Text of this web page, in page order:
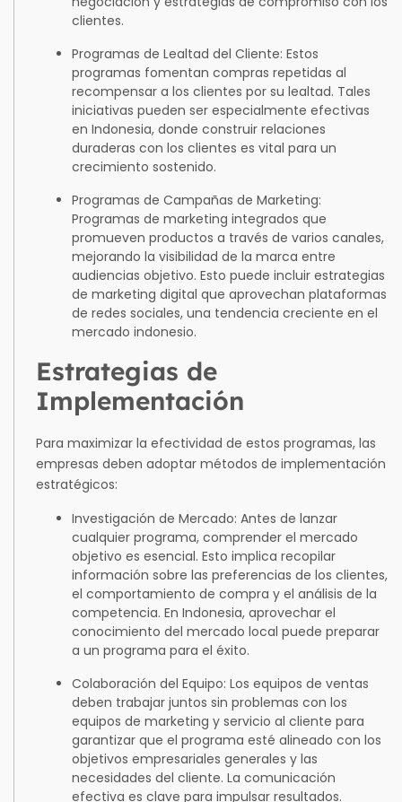
clientes.
Programas de Lealtad del Cliente: Estos
programas fomentan compras repetidas al
recompensar a los clientes por su lealtad. Tales
iniciativas pueden ser especialmente efectivas
en Indonesia, donde construir relaciones
duraderas con los clientes es vital para un
crecimiento sostenido.
Programas de Campañas de Marketing:
Programas de marketing integrados que
promueven productos a través de varios canales,
mejorando la visibilidad de la marca entre
audiencias objetivo. Esto puede incluir estrategias
de marketing digital que aprovechan plataformas
de redes sociales, una tendencia creciente en el
mercado indonesio.
Estrategias de
Implementación
Para maximizar la efectividad de estos programas, las
empresas deben adoptar métodos de implementación
estratégicos:
Investigación de Mercado: Antes de lanzar
cualquier programa, comprender el mercado
objetivo es esencial. Esto implica recopilar
información sobre las preferencias de los clientes,
el comportamiento de compra y el análisis de la
competencia. En Indonesia, aprovechar el
conocimiento del mercado local puede preparar
a un programa para el éxito.
Colaboración del Equipo: Los equipos de ventas
deben trabajar juntos sin problemas con los
equipos de marketing y servicio al cliente para
garantizar que el programa esté alineado con los
objetivos empresariales generales y las
necesidades del cliente. La comunicación
efectiva es clave para impulsar resultados.